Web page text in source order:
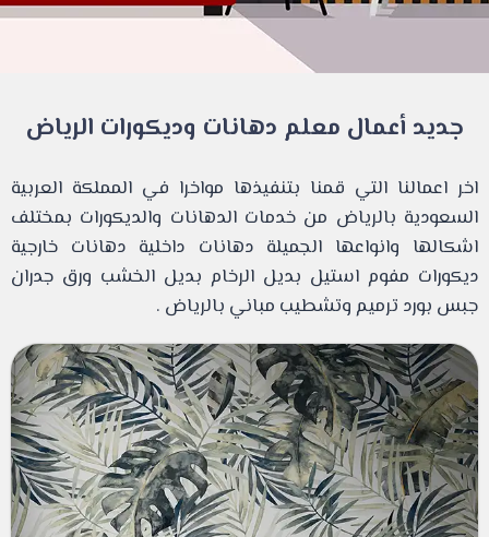
جديد أعمال معلم دهانات وديكورات الرياض
اخر اعمالنا التي قمنا بتنفيذها مواخرا في المملكة العربية
السعودية بالرياض من خدمات الدهانات والديكورات بمختلف
اشكالها وانواعها الجميلة دهانات داخلية دهانات خارجية
ديكورات مفوم استيل بديل الرخام بديل الخشب ورق جدران
جبس بورد ترميم وتشطيب مباني بالرياض .